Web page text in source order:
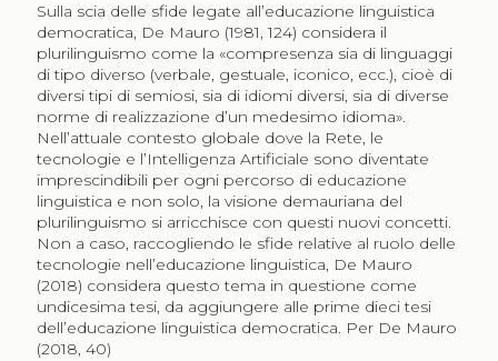
Sulla scia delle sfide legate all’educazione linguistica
democratica, De Mauro (1981, 124) considera il
plurilinguismo come la «compresenza sia di linguaggi
di tipo diverso (verbale, gestuale, iconico, ecc.), cioè di
diversi tipi di semiosi, sia di idiomi diversi, sia di diverse
norme di realizzazione d’un medesimo idioma».
Nell’attuale contesto globale dove la Rete, le
tecnologie e l’Intelligenza Artificiale sono diventate
imprescindibili per ogni percorso di educazione
linguistica e non solo, la visione demauriana del
plurilinguismo si arricchisce con questi nuovi concetti.
Non a caso, raccogliendo le sfide relative al ruolo delle
tecnologie nell’educazione linguistica, De Mauro
(2018) considera questo tema in questione come
undicesima tesi, da aggiungere alle prime dieci tesi
dell’educazione linguistica democratica. Per De Mauro
(2018, 40)